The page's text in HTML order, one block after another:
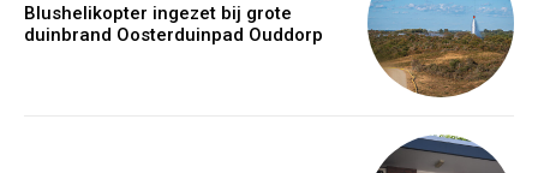
Blushelikopter ingezet bij grote
duinbrand Oosterduinpad Ouddorp